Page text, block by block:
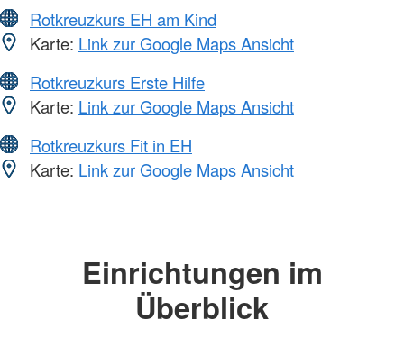
Rotkreuzkurs EH am Kind
Karte: Link zur Google Maps Ansicht
Rotkreuzkurs Erste Hilfe
Karte: Link zur Google Maps Ansicht
Rotkreuzkurs Fit in EH
Karte: Link zur Google Maps Ansicht
Einrichtungen im
Überblick